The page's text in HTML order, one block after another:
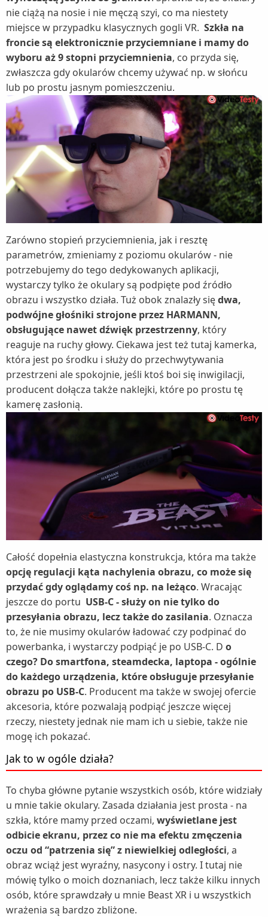
nie ciążą na nosie i nie męczą szyi, co ma niestety
miejsce w przypadku klasycznych gogli VR. Szkła na
froncie są elektronicznie przyciemniane i mamy do
wyboru aż 9 stopni przyciemnienia, co przyda się,
zwłaszcza gdy okularów chcemy używać np. w słońcu
lub po prostu jasnym pomieszczeniu.
Zarówno stopień przyciemnienia, jak i resztę
parametrów, zmieniamy z poziomu okularów - nie
potrzebujemy do tego dedykowanych aplikacji,
wystarczy tylko że okulary są podpięte pod źródło
obrazu i wszystko działa. Tuż obok znalazły siędwa,
podwójne głośniki strojone przez HARMANN,
obsługujące nawet dźwięk przestrzenny, który
reaguje na ruchy głowy. Ciekawa jest też tutaj kamerka,
która jest po środku i służy do przechwytywania
przestrzeni ale spokojnie, jeśli ktoś boi się inwigilacji,
producent dołącza także naklejki, które po prostu tę
kamerę zasłonią.
Całość dopełnia elastyczna konstrukcja, która ma także
opcję regulacji kąta nachylenia obrazu, co może się
przydać gdy oglądamy coś np. na leżąco. Wracając
jeszcze do portu USB-C - służy on nie tylko do
przesyłania obrazu, lecz także do zasilania. Oznacza
to, że nie musimy okularów ładować czy podpinać do
powerbanka, i wystarczy podpiąć je po USB-C. D o
czego? Do smartfona, steamdecka, laptopa - ogólnie
do każdego urządzenia, które obsługuje przesyłanie
obrazu po USB-C. Producent ma także w swojej ofercie
akcesoria, które pozwalają podpiąć jeszcze więcej
rzeczy, niestety jednak nie mam ich u siebie, także nie
mogę ich pokazać.
Jak to w ogóle działa?
To chyba główne pytanie wszystkich osób, które widziały
u mnie takie okulary. Zasada działania jest prosta - na
szkła, które mamy przed oczami, wyświetlane jest
odbicie ekranu, przez co nie ma efektu zmęczenia
oczu od “patrzenia się” z niewielkiej odległości, a
obraz wciąż jest wyraźny, nasycony i ostry. I tutaj nie
mówię tylko o moich doznaniach, lecz także kilku innych
osób, które sprawdzały u mnie Beast XR i u wszystkich
wrażenia są bardzo zbliżone.